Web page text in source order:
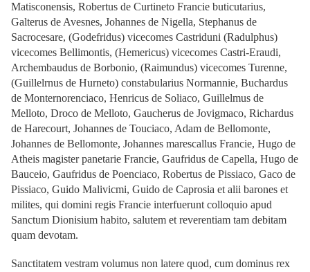
Matisconensis, Robertus de Curtineto Francie buticutarius,
Galterus de Avesnes, Johannes de Nigella, Stephanus de
Sacrocesare, (Godefridus) vicecomes Castriduni (Radulphus)
vicecomes Bellimontis, (Hemericus) vicecomes Castri-Eraudi,
Archembaudus de Borbonio, (Raimundus) vicecomes Turenne,
(Guillelrnus de Hurneto) constabularius Normannie, Buchardus
de Monternorenciaco, Henricus de Soliaco, Guillelmus de
Melloto, Droco de Melloto, Gaucherus de Jovigmaco, Richardus
de Harecourt, Johannes de Touciaco, Adam de Bellomonte,
Johannes de Bellomonte, Johannes marescallus Francie, Hugo de
Atheis magister panetarie Francie, Gaufridus de Capella, Hugo de
Bauceio, Gaufridus de Poenciaco, Robertus de Pissiaco, Gaco de
Pissiaco, Guido Malivicmi, Guido de Caprosia et alii barones et
milites, qui domini regis Francie interfuerunt colloquio apud
Sanctum Dionisium habito, salutem et reverentiam tam debitam
quam devotam.
Sanctitatem vestram volumus non latere quod, cum dominus rex